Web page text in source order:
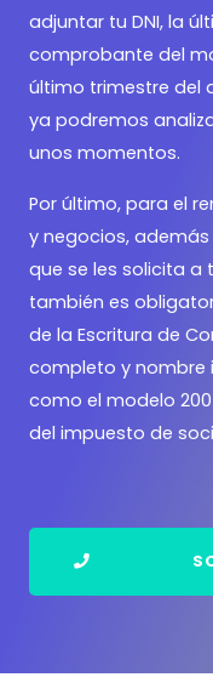
adjuntar tu DNI, la
comprobante del
último trimestre del
ya podremos
unos momentos.
Por último, para el
y negocios,
que se les solicita a
también es
de la Escritura de
completo y nombre
como el modelo
del impuesto de